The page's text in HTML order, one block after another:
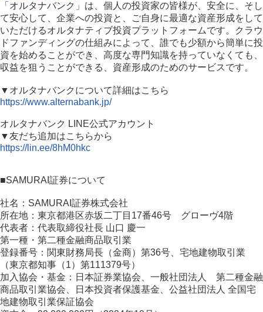
「オルタナバンク」は、個人の投資家の皆様が、安全に、そし
て安心して、企業への投資と、ご自身に最適な資産形成をして
いただけるオルタナティブ投資プラットフォームです。クラウ
ドファンディングの仕組みによって、誰でも少額から簡単に投
資を始めることができ、高度な専門知識を持っていなくても、
収益を狙うことができる、資産形成のためのサービスです。
▼オルタナバンクについて詳細はこちら
https://www.alternabank.jp/
オルタナバンク LINE公式アカウント
▼友だち追加はこちらから
https://lin.ee/8hM0hkc
■SAMURAI証券について
社名：SAMURAI証券株式会社
所在地：東京都港区赤坂二丁目17番46号 グローヴ4階
代表者：代表取締役社長 山口 慶一
第一種・第二種金融商品取引業
登録番号：関東財務局長（金商）第36号、宅地建物取引業
（東京都知事（1）第111379号）
加入協会・基金：日本証券業協会、一般社団法人 第二種金融
商品取引業協会、日本投資者保護基金、公益社団法人 全国宅
地建物取引業保証協会